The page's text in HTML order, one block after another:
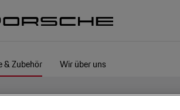
& Zubehör Wir über uns